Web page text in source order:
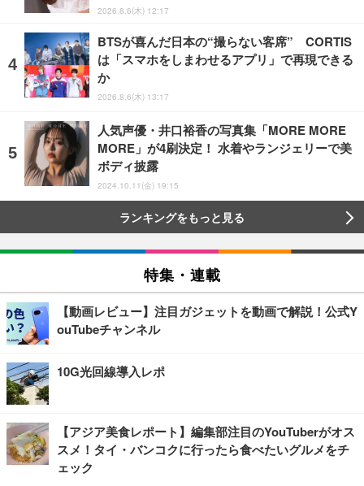
2026.8.6(木) 12:17
BTSが喜んだ日本の“撮らない客席” CORTIS
は「スマホをしまわせるアプリ」で再現できる
か
2026.8.6(木) 13:17
人気声優・井口裕香の写真集「MORE MORE
MORE」が4刷決定！ 水着やランジェリーで美
ボディ披露
2024.10.11(金) 19:15
ランキングをもっと見る
特集・連載
【動画レビュー】注目ガジェットを動画で解説！公式Y
ouTubeチャンネル
10G光回線導入レポ
【アジア美食レポート】編集部注目のYouTuberがオス
スメ！タイ・バンコクに行ったら食べたいグルメをチ
ェック